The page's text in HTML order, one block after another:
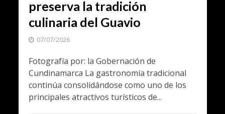
preserva la tradición
culinaria del Guavio
07/07/2026
Fotografía por: la Gobernación de
Cundinamarca La gastronomía tradicional
continúa consolidándose como uno de los
principales atractivos turísticos de...